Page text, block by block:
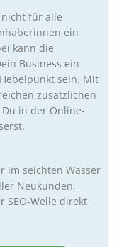
nicht für alle
ein
kann die
Business ein
sein. Mit
zusätzlichen
in der Online-
im seichten Wasser
Neukunden,
SEO-Welle direkt